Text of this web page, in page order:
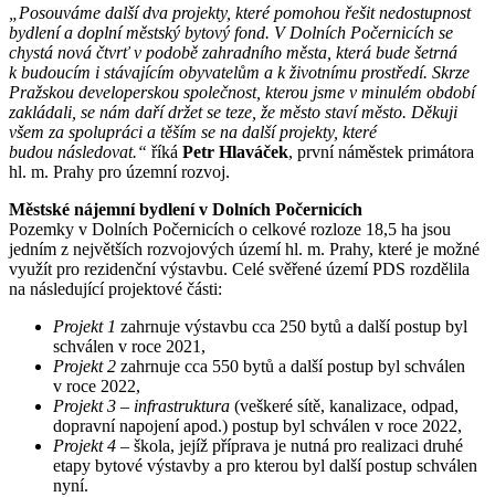
Posouváme další dva projekty, které pomohou řešit nedostupnost
bydlení a doplní městský bytový fond. V Dolních Počernicích se
chystá nová čtvrť v podobě zahradního města, která bude šetrná
k budoucím i stávajícím obyvatelům a k životnímu prostředí. Skrze
Pražskou developerskou společnost, kterou jsme v minulém období
zakládali, se nám daří držet se teze, že město staví město. Děkuji
všem za spolupráci a těším se na další projekty, které
budou následovat.“ říká Petr Hlaváček, první náměstek primátora
hl. m. Prahy pro územní rozvoj.
Městské nájemní bydlení v Dolních Počernicích
Pozemky v Dolních Počernicích o celkové rozloze 18,5 ha jsou
jedním z největších rozvojových území hl. m. Prahy, které je možné
využít pro rezidenční výstavbu. Celé svěřené území PDS rozdělila
na následující projektové části:
Projekt 1 zahrnuje výstavbu cca 250 bytů a další postup byl
schválen v roce 2021,
Projekt 2 zahrnuje cca 550 bytů a další postup byl schválen
v roce 2022,
Projekt 3 – infrastruktura (veškeré sítě, kanalizace, odpad,
dopravní napojení apod.) postup byl schválen v roce 2022,
Projekt 4 – škola, jejíž příprava je nutná pro realizaci druhé
etapy bytové výstavby a pro kterou byl další postup schválen
nyní.